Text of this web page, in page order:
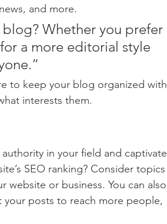
and more.
Whether you prefer
a more editorial style
to keep your blog organized with
interests them.
in your field and captivate
SEO ranking? Consider topics
website or business. You can also
your posts to reach more people,